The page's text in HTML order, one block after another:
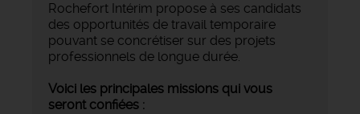
Rochefort Intérim propose à ses candidats
des opportunités de travail temporaire
pouvant se concrétiser sur des projets
professionnels de longue durée.
Voici les principales missions qui vous
seront confiées :